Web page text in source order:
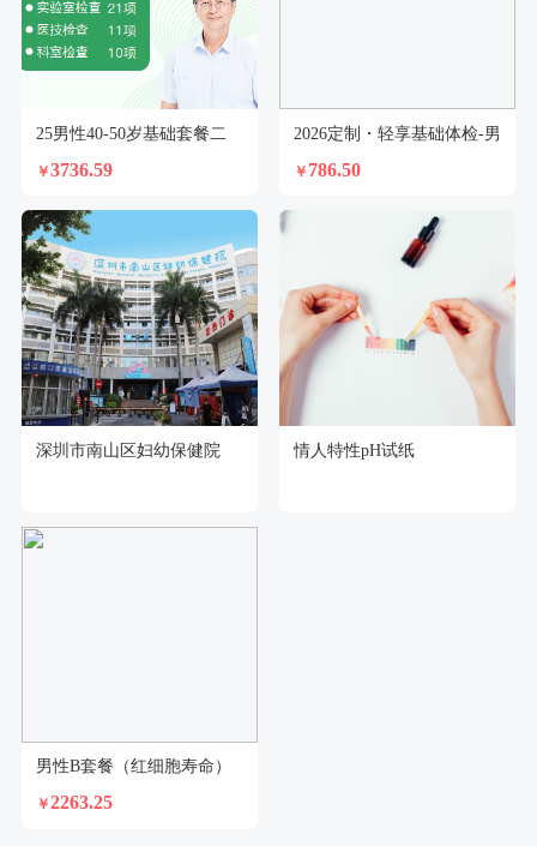
25男性40-50岁基础套餐二
￥3736.59
2026定制・轻享基础体检-男
￥ 786.50
深圳市南山区妇幼保健院 情人特性pH试纸
男性B套餐（红细胞寿命）
￥2263.25